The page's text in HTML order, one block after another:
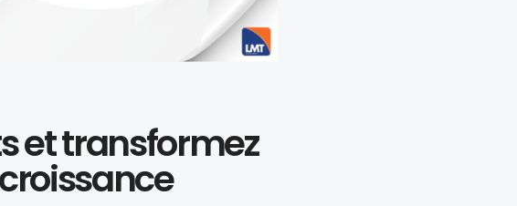
et transformez